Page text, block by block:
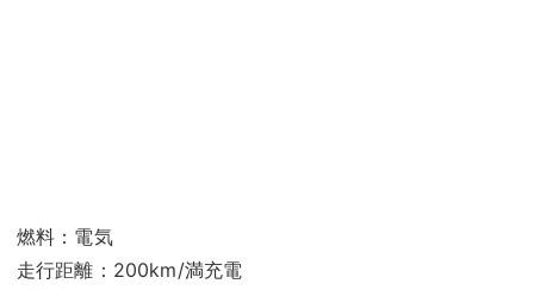
燃料：電気
走行距離：200km/満充電